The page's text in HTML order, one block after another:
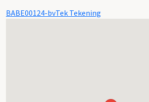
BABE00124-bvTek Tekening